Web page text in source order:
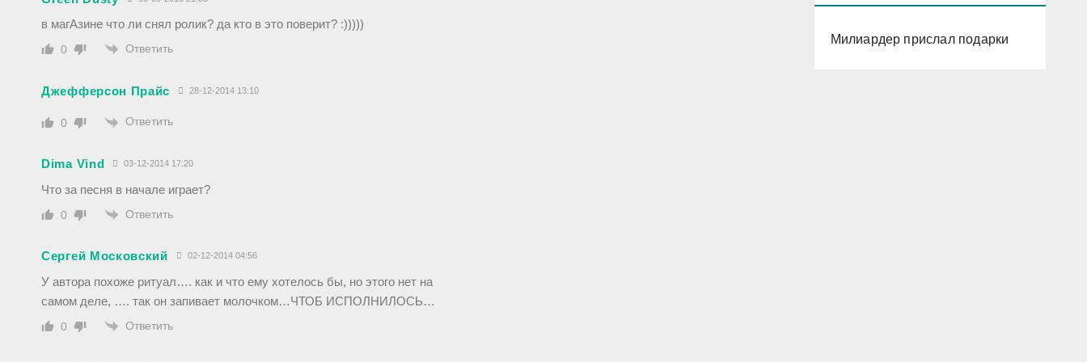
в магАзине что ли снял ролик? да кто в это поверит? :)))))
0 Ответить
Джефферсон Прайс 28-12-2014 13:10
0 Ответить
Dima Vind 03-12-2014 17:20
Что за песня в начале играет?
0 Ответить
Сергей Московский 02-12-2014 04:56
У автора похоже ритуал…. как и что ему хотелось бы, но этого нет на
самом деле, …. так он запивает молочком…ЧТОБ ИСПОЛНИЛОСЬ…
0 Ответить
Милиардер прислал подарки